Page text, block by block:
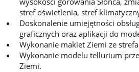
stref oświetlenia, stref
Doskonalenie umiejętności
graficznych oraz aplikacji do
Wykonanie makiet Ziemi ze
Wykonanie modelu tellurium
Ziemi.